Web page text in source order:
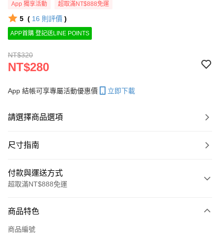
App 獨享活動 超取滿NT$888免運
5 ( 16 則評價 )
APP首購 登記送LINE POINTS
NT$320
NT$280
App 結帳可享專屬活動優惠價 立即下載
請選擇商品選項
尺寸指南
付款與運送方式
超取滿NT$888免運
信用卡一次付款
超商取貨付款
商品特色
商品編號